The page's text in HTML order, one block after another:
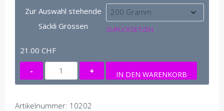
Zur Auswahl stehende
Säckli Grössen
ZURÜCKSETZEN
21.00 CHF
Truffes
weiss
-
IN DEN WARENKORB
Artikelnummer: 10202